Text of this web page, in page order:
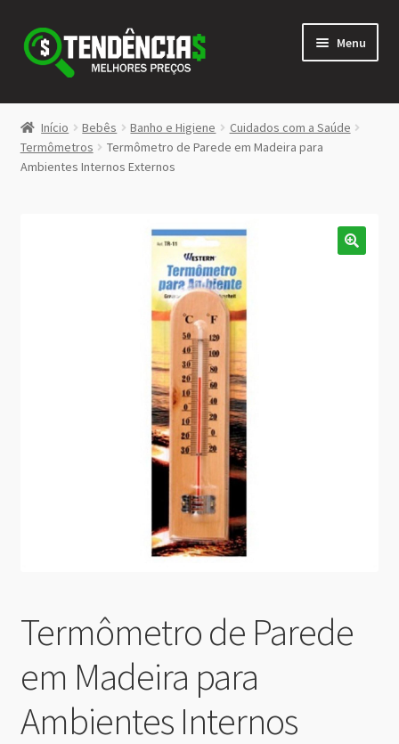
Pular
para
navegação
Pular
para
conteúdo
Menu
LOJA
<>
Início Bebês Banho e Higiene
Cuidados com a Saúde
Termômetros
Termômetro de Parede em Madeira para
Ambientes Internos Externos
Termômetro de Parede
em Madeira para
Ambientes Internos